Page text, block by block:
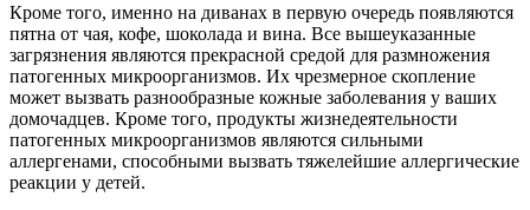
Кроме того, именно на диванах в первую очередь появляются
пятна от чая, кофе, шоколада и вина. Все вышеуказанные
загрязнения являются прекрасной средой для размножения
патогенных микроорганизмов. Их чрезмерное скопление
может вызвать разнообразные кожные заболевания у ваших
домочадцев. Кроме того, продукты жизнедеятельности
патогенных микроорганизмов являются сильными
аллергенами, способными вызвать тяжелейшие аллергические
реакции у детей.